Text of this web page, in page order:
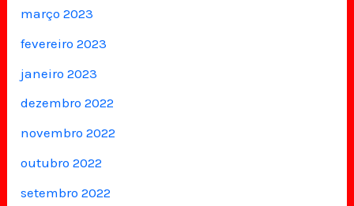
março 2023
fevereiro 2023
janeiro 2023
dezembro 2022
novembro 2022
outubro 2022
setembro 2022